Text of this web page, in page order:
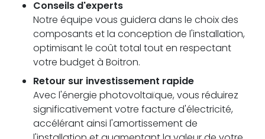
Conseils d'experts
Notre équipe vous guidera dans le choix des
composants et la conception de l'installation,
optimisant le coût total tout en respectant
votre budget à Boitron.
Retour sur investissement rapide
Avec l'énergie photovoltaïque, vous réduirez
significativement votre facture d'électricité,
accélérant ainsi l'amortissement de